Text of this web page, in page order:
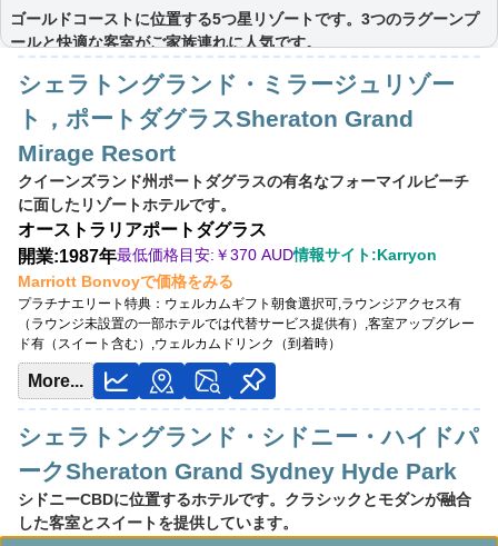
More...
シェラトングランド・ミラージュリゾー
ト，ポートダグラスSheraton Grand
Mirage Resort
クイーンズランド州ポートダグラスの有名なフォーマイルビーチ
に面したリゾートホテルです。
オーストラリアポートダグラス
開業:1987年最低価格目安:￥370 AUD情報サイト:Karryon
Marriott Bonvoyで価格をみる
プラチナエリート特典： ウェルカムギフト朝食選択可,ラウンジアクセス有
（ラウンジ未設置の一部ホテルでは代替サービス提供有）,客室アップグレー
ド有（スイート含む）,ウェルカムドリンク（到着時）
More...
シェラトングランド・シドニー・ハイドパ
ークSheraton Grand Sydney Hyde Park
シドニーCBDに位置するホテルです。クラシックとモダンが融合
した客室とスイートを提供しています。
ゴールドコーストに位置する5つ星リゾートです。3つのラグーンプ
ールと快適な客室がご家族連れに人気です。
オーストラリア ゴールドコースト
開業:1987年12月
305 AUD
情報サイト:YouTube
Marriott Bonvoyで価格をみる
プラチナエリート特典：ウェルカムギフト朝食選択可,ラウンジアクセス有（ラ
ウンジ未設置の一部ホテルでは代替サービス提供有）,客室アップグレード有
（スイート含む）,キッズ用アイスクリーム無料提供,特別シーフードビュッフェ
割引